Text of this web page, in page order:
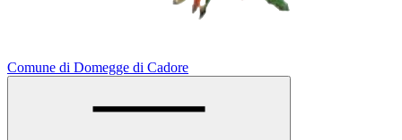
Comune di Domegge di Cadore